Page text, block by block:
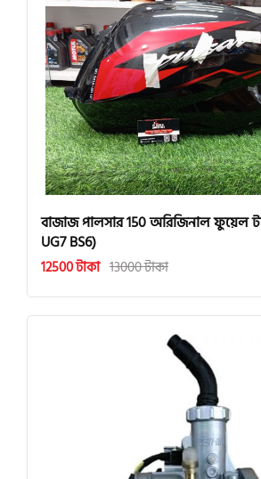
বাজাজ পালসার 150 অরিজিনাল ফুয়েল
UG7 BS6)
12500 টাকা 13000 টাকা